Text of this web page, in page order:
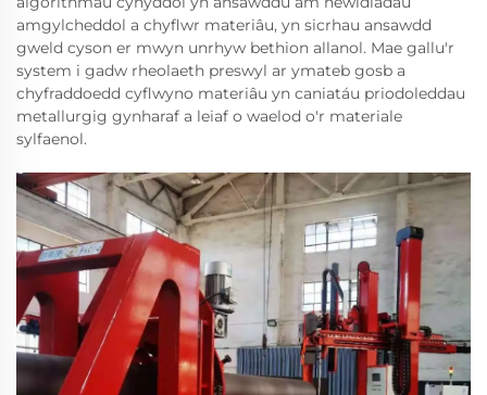
amgylcheddol a chyflwr materiâu, yn sicrhau ansawdd
gweld cyson er mwyn unrhyw bethion allanol. Mae gallu'r
system i gadw rheolaeth preswyl ar ymateb gosb a
chyfraddoedd cyflwyno materiâu yn caniatáu priodoleddau
metallurgig gynharaf a leiaf o waelod o'r materiale
sylfaenol.